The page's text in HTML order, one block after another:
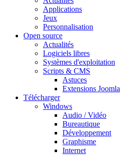
Applications
Jeux
Personnalisation
Open source
Actualités
Logiciels libres
Systèmes d'exploitation
Scripts & CMS
Astuces
Extensions Joomla
Télécharger
Windows
Audio / Vidéo
Bureautique
Développement
Graphisme
Internet